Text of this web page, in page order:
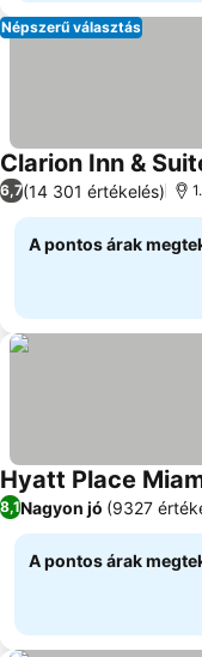
Népszerű választás
Clarion Inn &
6,7(14 301 értékelés)
A pontos árak
Hyatt Place
8,1Nagyon jó (9327
A pontos árak